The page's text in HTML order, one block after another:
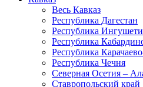
Весь Кавказ
Республика Дагестан
Республика
Республика
Республика
Республика Чечня
Северная Осетия –
Ставропольский край